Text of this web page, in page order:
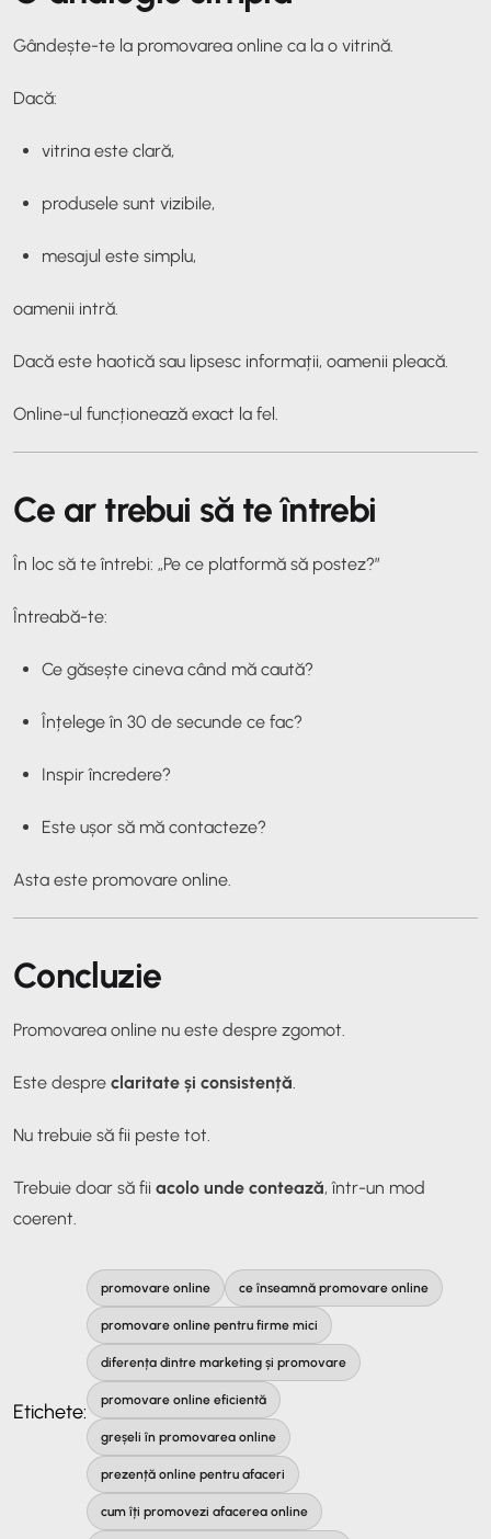
Gândește-te la promovarea online ca la o vitrină.
Dacă:
vitrina este clară,
produsele sunt vizibile,
mesajul este simplu,
oamenii intră.
Dacă este haotică sau lipsesc informații, oamenii pleacă.
Online-ul funcționează exact la fel.
Ce ar trebui să te întrebi
În loc să te întrebi: „Pe ce platformă să postez?”
Întreabă-te:
Ce găsește cineva când mă caută?
Înțelege în 30 de secunde ce fac?
Inspir încredere?
Este ușor să mă contacteze?
Asta este promovare online.
Concluzie
Promovarea online nu este despre zgomot.
Este despre claritate și consistență
Nu trebuie să fii peste tot.
Trebuie doar să fii acolo unde contează, într-un mod
coerent.
Etichete:
promovare online ce înseamnă promovare online
promovare online pentru firme mici
diferența dintre marketing și promovare
promovare online eficientă
greșeli în promovarea online
prezență online pentru afaceri
cum îți promovezi afacerea online